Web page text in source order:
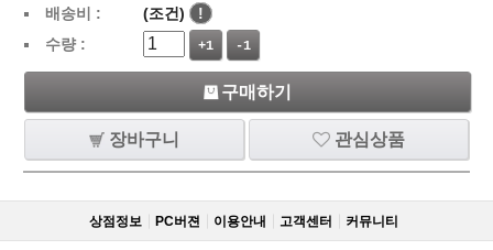
배송비 :
(조건)
!
수량 :
+1 -1
구매하기
장바구니 관심상품
상점정보 PC버젼 이용안내 고객센터 커뮤니티